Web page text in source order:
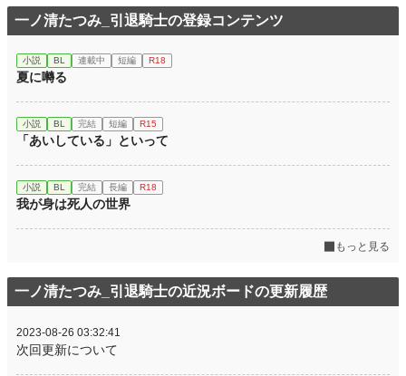
一ノ清たつみ_引退騎士の登録コンテンツ
小説 BL 連載中 短編 R18
夏に囀る
小説 BL 完結 短編 R15
「あいしている」といって
小説 BL 完結 長編 R18
我が身は死人の世界
もっと見る
一ノ清たつみ_引退騎士の近況ボードの更新履歴
2023-08-26 03:32:41
次回更新について